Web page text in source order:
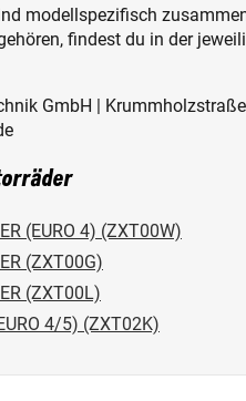
modellspezifisch
findest du in der
GmbH |
(EURO 4) (ZXT00W)
(ZXT00G)
(ZXT00L)
4/5) (ZXT02K)